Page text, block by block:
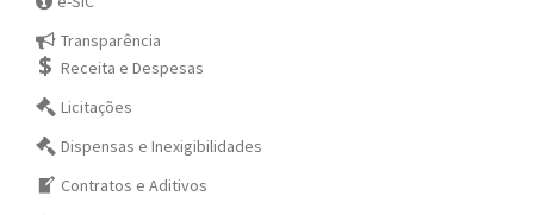
Transparência
Receita e Despesas
Licitações
Dispensas e Inexigibilidades
Contratos e Aditivos